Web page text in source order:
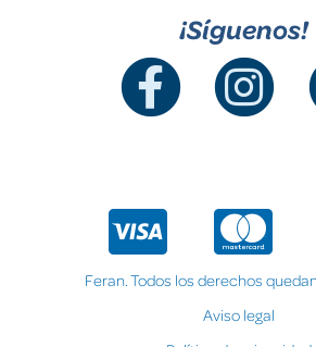
¡Síguenos!
Feran. Todos los derechos
Aviso legal